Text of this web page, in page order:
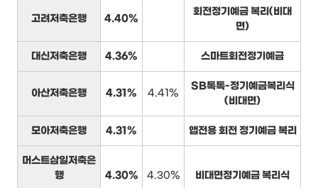
고려저축은행 4.40%
회전정기예금 복리(비대
면)
대신저축은행 4.36% 스마트회전정기예금
아산저축은행 4.31% 4.41%
SB톡톡-정기예금복리식
(비대면)
모아저축은행 4.31% 앱전용 회전 정기예금 복리
머스트삼일저축은
행
4.30% 4.30% 비대면정기예금 복리식